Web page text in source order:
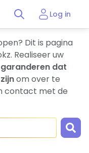
Log in
Dit is pagina
Realiseer uw
dat
om over te
contact met de